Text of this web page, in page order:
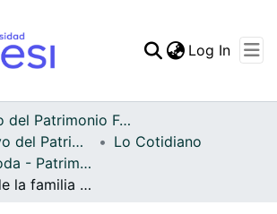
Statistics
Log In
Archivo del Patrimonio Fotográfico y Fílmico del Valle del Cauca
Fondo Archivo del Patrimonio Fotográfico y Fílmico del Valle del Cauca
Lo Cotidiano
APFFVC - Moda - Patrimonial
Integrantes de la familia Garcés Tenorio y amigos de la señora Alicia Tenorio, durante una salida al campo